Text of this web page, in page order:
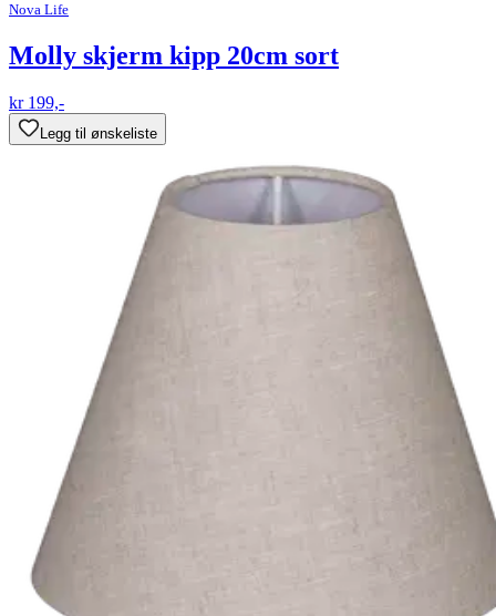
Nova Life
Molly skjerm kipp 20cm sort
kr 199,-
Legg til ønskeliste